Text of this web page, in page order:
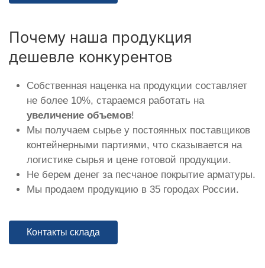
Почему наша продукция
дешевле конкурентов
Собственная наценка на продукции составляет
не более 10%, стараемся работать на
увеличение объемов!
Мы получаем сырье у постоянных поставщиков
контейнерными партиями, что сказывается на
логистике сырья и цене готовой продукции.
Не берем денег за песчаное покрытие арматуры.
Мы продаем продукцию в 35 городах России.
Контакты склада